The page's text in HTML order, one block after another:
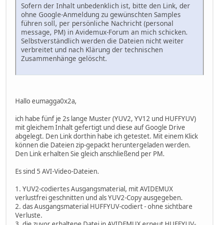
Sofern der Inhalt unbedenklich ist, bitte den Link, der
ohne Google-Anmeldung zu gewünschten Samples
führen soll, per persönliche Nachricht (personal
message, PM) in Avidemux-Forum an mich schicken.
Selbstverständlich werden die Dateien nicht weiter
verbreitet und nach Klärung der technischen
Zusammenhänge gelöscht.
Hallo eumagga0x2a,
ich habe fünf je 2s lange Muster (YUV2, YV12 und HUFFYUV)
mit gleichem Inhalt gefertigt und diese auf Google Drive
abgelegt. Den Link dorthin habe ich getestet. Mit einem Klick
können die Dateien zip-gepackt heruntergeladen werden.
Den Link erhalten Sie gleich anschließend per PM.
Es sind 5 AVI-Video-Dateien.
1. YUV2-codiertes Ausgangsmaterial, mit AVIDEMUX
verlustfrei geschnitten und als YUV2-Copy ausgegeben.
2. das Ausgangsmaterial HUFFYUV-codiert - ohne sichtbare
Verluste.